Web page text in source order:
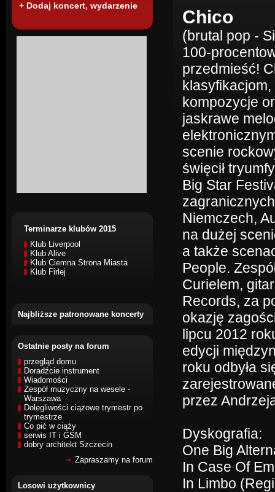
+ Dodaj koncert, wydarzenie
Terminarze klubów 2015
Klub Liverpool
Klub Alive
Klub Ciemna Strona Miasta
Klub Firlej
Najbliższe patronowane koncerty
Ostatnie posty na forum
przegląd domu
Doradźcie instrument
Wiadomości
Zespół muzyczny na wesele -
Warszawa
Dolegliwości ciążowe trymestr po
trymestrze
Co pić w ciąży
serwis IT i GSM
dobry architekt Szczecin
Zapraszamy na forum
Losowi użytkownicy
Chico
(brutal pop -
100-
przedmieść!
kompozycje
jaskrawe
scenie
święcił
Big Star
Niemczech,
na dużej
a także
People.
Curielem,
Records, za
okazję
lipcu 2012
edycji
roku odbyła
przez
Dyskografia:
One Big
In Case Of
In Limbo